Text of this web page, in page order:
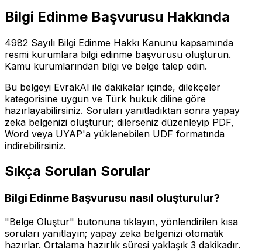
Bilgi Edinme Başvurusu Hakkında
4982 Sayılı Bilgi Edinme Hakkı Kanunu kapsamında
resmi kurumlara bilgi edinme başvurusu oluşturun.
Kamu kurumlarından bilgi ve belge talep edin.
Bu belgeyi EvrakAI ile dakikalar içinde, dilekçeler
kategorisine uygun ve Türk hukuk diline göre
hazırlayabilirsiniz. Soruları yanıtladıktan sonra yapay
zeka belgenizi oluşturur; dilerseniz düzenleyip PDF,
Word veya UYAP'a yüklenebilen UDF formatında
indirebilirsiniz.
Sıkça Sorulan Sorular
Bilgi Edinme Başvurusu nasıl oluşturulur?
"Belge Oluştur" butonuna tıklayın, yönlendirilen kısa
soruları yanıtlayın; yapay zeka belgenizi otomatik
hazırlar. Ortalama hazırlık süresi yaklaşık 3 dakikadır.